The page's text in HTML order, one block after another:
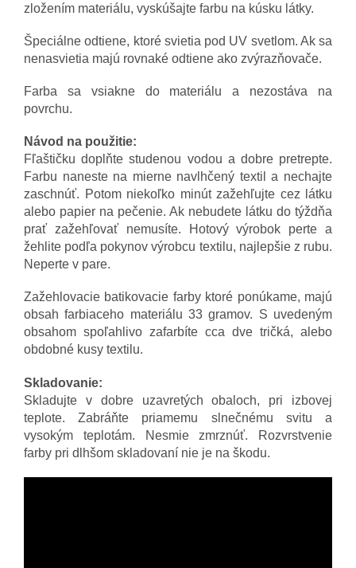
zložením materiálu, vyskúšajte farbu na kúsku látky.
Špeciálne odtiene, ktoré svietia pod UV svetlom. Ak sa
nenasvietia majú rovnaké odtiene ako zvýrazňovače.
Farba sa vsiakne do materiálu a nezostáva na
povrchu.
Návod na použitie:
Fľaštičku doplňte studenou vodou a dobre pretrepte.
Farbu naneste na mierne navlhčený textil a nechajte
zaschnúť. Potom niekoľko minút zažehľujte cez látku
alebo papier na pečenie. Ak nebudete látku do týždňa
prať zažehľovať nemusíte. Hotový výrobok perte a
žehlite podľa pokynov výrobcu textilu, najlepšie z rubu.
Neperte v pare.
Zažehlovacie batikovacie farby ktoré ponúkame, majú
obsah farbiaceho materiálu 33 gramov. S uvedeným
obsahom spoľahlivo zafarbíte cca dve tričká, alebo
obdobné kusy textilu.
Skladovanie:
Skladujte v dobre uzavretých obaloch, pri izbovej
teplote. Zabráňte priamemu slnečnému svitu a
vysokým teplotám. Nesmie zmrznúť. Rozvrstvenie
farby pri dlhšom skladovaní nie je na škodu.